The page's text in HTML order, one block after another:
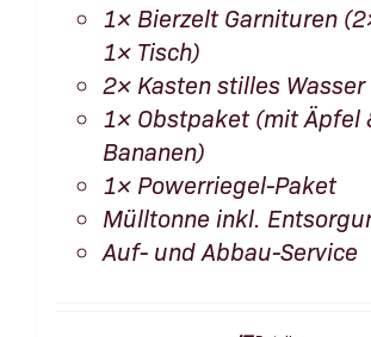
1× Bierzelt Garnituren
1× Tisch)
2× Kasten stilles
1× Obstpaket (mit Äpfel
Bananen)
1× Powerriegel-Paket
Mülltonne inkl.
Auf- und Abbau-Service